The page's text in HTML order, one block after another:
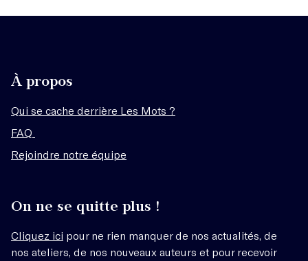
À propos
Qui se cache derrière Les Mots ?
FAQ
Rejoindre notre équipe
On ne se quitte plus !
Cliquez ici pour ne rien manquer de nos actualités, de
nos ateliers, de nos nouveaux auteurs et pour recevoir